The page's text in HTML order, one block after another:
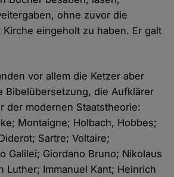
ohne zuvor die
Kirche eingeholt zu haben. Er galt
vor allem die Ketzer aber
Bibelübersetzung, die Aufklärer
der modernen Staatstheorie:
Montaigne; Holbach, Hobbes;
Sartre; Voltaire;
Galilei; Giordano Bruno; Nikolaus
Luther; Immanuel Kant; Heinrich